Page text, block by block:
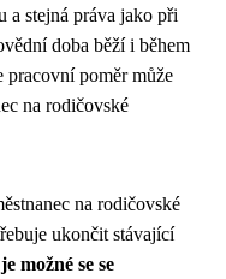
a stejná práva jako při
doba běží i během
pracovní poměr může
na rodičovské
na rodičovské
ukončit stávající
možné se se